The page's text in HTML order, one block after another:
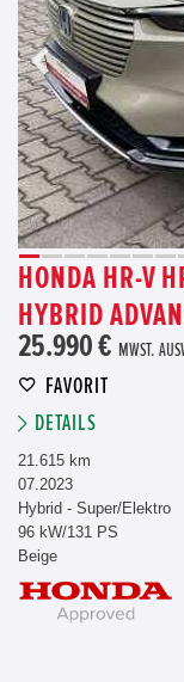
HONDA HR-V
HYBRID
25.990 € MWST.
FAVORIT
DETAILS
21.615 km
07.2023
Hybrid - Super/Elektro
96 kW/131 PS
Beige